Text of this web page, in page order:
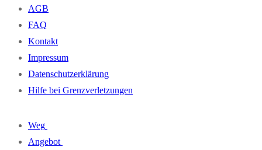
AGB
FAQ
Kontakt
Impressum
Datenschutzerklärung
Hilfe bei Grenzverletzungen
Weg
Philosophie / Lebensweise / Spiritualität
Angebot